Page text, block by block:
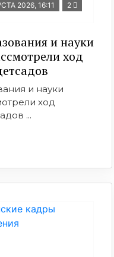
2026, 16:11 2
и науки
ход
и науки
ход
...